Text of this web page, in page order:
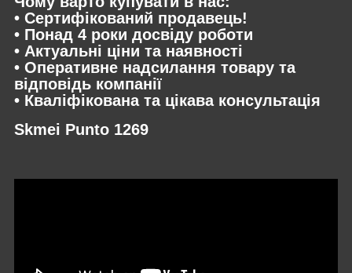
• Сертифікований продавець!
• Понад 4 роки досвіду роботи
• Актуальні ціни та наявності
• Оперативне надсилання товару та
відповідь компанії
• Кваліфікована та цікава консультація
Skmei Punto 1269